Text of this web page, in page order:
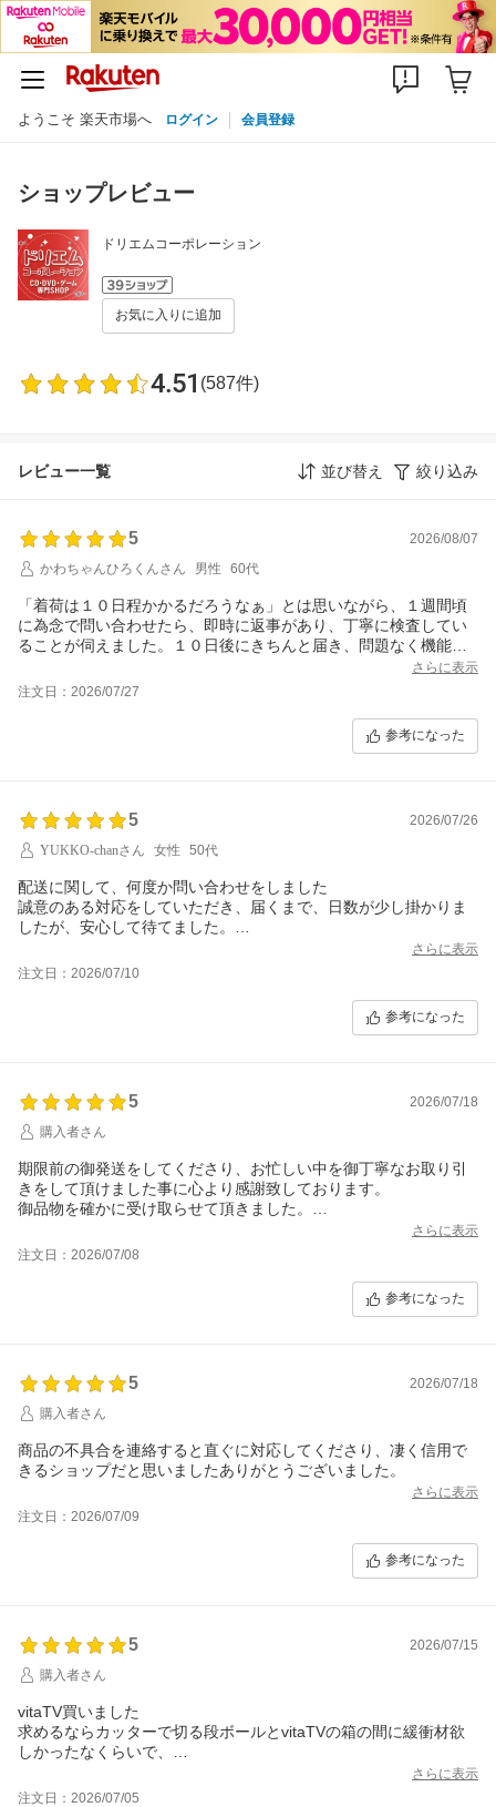
ようこそ 楽天市場へ ログイン 会員登録
ショップレビュー
ドリエムコーポレーション
お気に入りに追加
4.51 (587件)
レビュー一覧 並び替え 絞り込み
5
2026/08/07
かわちゃんひろくんさん
男性 60代
「着荷は１０日程かかるだろうなぁ」とは思いながら、１週間頃
に為念で問い合わせたら、即時に返事があり、丁寧に検査してい
ることが伺えました。１０日後にきちんと届き、問題なく機能し
さらに表示
注文日：2026/07/27
参考になった
5
2026/07/26
YUKKO-chanさん
女性 50代
配送に関して、何度か問い合わせをしました
誠意のある対応をしていただき、届くまで、日数が少し掛かりま
したが、安心して待てました。
さらに表示
注文日：2026/07/10
参考になった
5
2026/07/18
購入者さん
期限前の御発送をしてくださり、お忙しい中を御丁寧なお取り引
きをして頂けました事に心より感謝致しております。
御品物を確かに受け取らせて頂きました。
とても満足感のある、信頼のできる良いショップ様です!!
さらに表示
注文日：2026/07/08
参考になった
5
2026/07/18
購入者さん
商品の不具合を連絡すると直ぐに対応してくださり、凄く信用で
きるショップだと思いましたありがとうございました。
さらに表示
注文日：2026/07/09
参考になった
5
2026/07/15
購入者さん
vitaTV買いました
求めるならカッターで切る段ボールとvitaTVの箱の間に緩衝材欲
しかったなくらいで、
隙間には緩衝材ありましたし、全部揃ってましたし、表記偽りも
なく、ショップ記載の日数で届きましたし、良いと思います。あ
さらに表示
注文日：2026/07/05